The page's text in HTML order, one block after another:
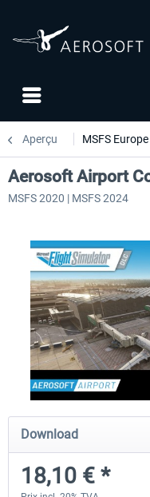
Aperçu MSFS Europe
Aerosoft Airport Cologne/
18,10 € *
Aerosoft Airport
MSFS 2020 | MSFS 2024
Download
18,10 € *